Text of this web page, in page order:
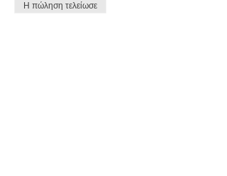
Η πώληση τελείωσε